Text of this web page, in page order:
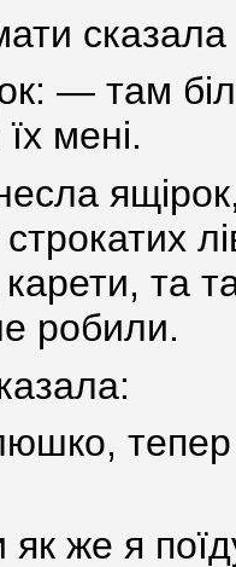
— там
мені.
строкатих
та
робили.
тепер
же я